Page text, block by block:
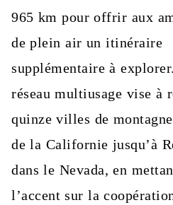
965 km pour offrir aux
de plein air un itinéraire
supplémentaire à
réseau multiusage vise à
quinze villes de
de la Californie jusqu’à
dans le Nevada, en
l’accent sur la